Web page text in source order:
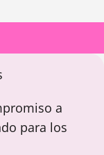
a
para los